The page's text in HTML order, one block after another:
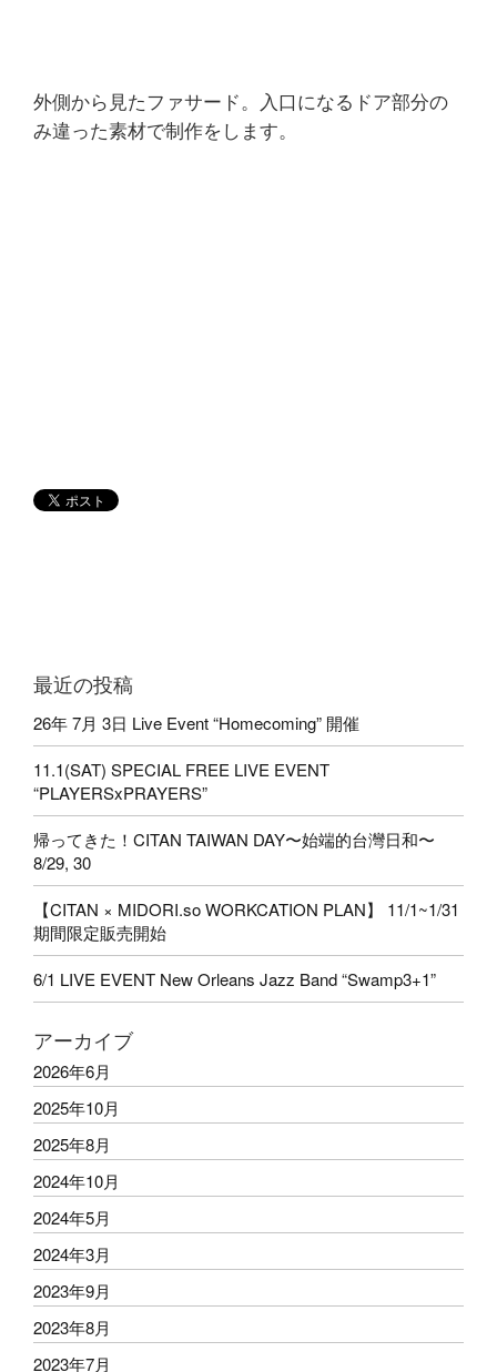
外側から見たファサード。入口になるドア部分の
み違った素材で制作をします。
最近の投稿
26年 7月 3日 Live Event “Homecoming” 開催
11.1(SAT) SPECIAL FREE LIVE EVENT
“PLAYERSxPRAYERS”
帰ってきた！CITAN TAIWAN DAY〜始端的台灣日和〜
8/29, 30
【CITAN × MIDORI.so WORKCATION PLAN】 11/1~1/31
期間限定販売開始
6/1 LIVE EVENT New Orleans Jazz Band “Swamp3+1”
アーカイブ
2026年6月
2025年10月
2025年8月
2024年10月
2024年5月
2024年3月
2023年9月
2023年8月
2023年7月